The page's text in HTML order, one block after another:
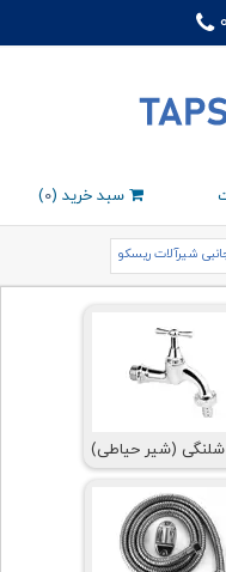
سبد خرید (0
)
شیرآلات ریسکو
(شیر حیاطی)